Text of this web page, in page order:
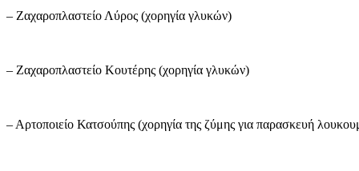
– Ζαχαροπλαστείο Λύρος (χορηγία γλυκών)
– Ζαχαροπλαστείο Κουτέρης (χορηγία γλυκών)
– Αρτοποιείο Κατσούπης (χορηγία της ζύμης για παρασκευή